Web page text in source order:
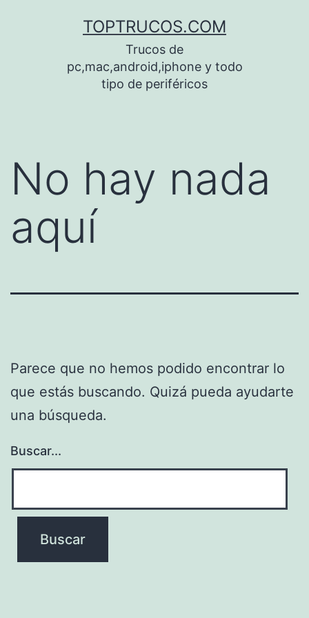
TOPTRUCOS.COM
Trucos de
pc,mac,android,iphone y todo
tipo de periféricos
No hay nada
aquí
Parece que no hemos podido encontrar lo
que estás buscando. Quizá pueda ayudarte
una búsqueda.
Buscar...